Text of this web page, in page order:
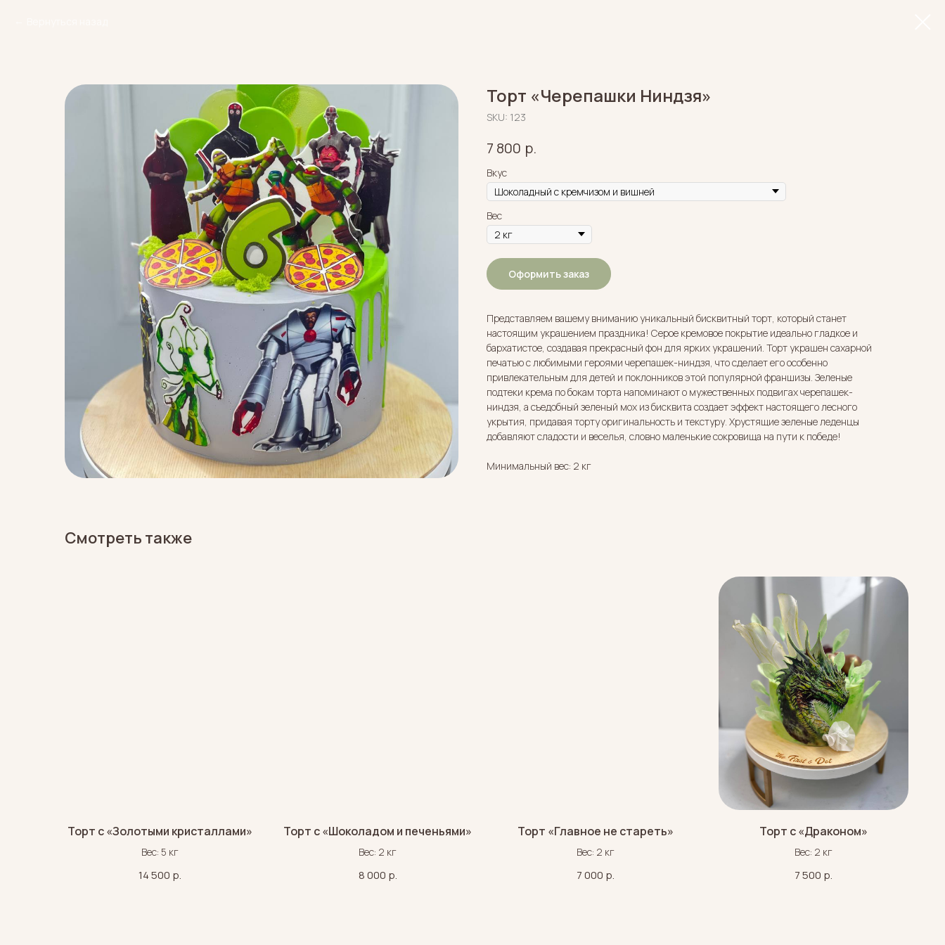
Торт «Черепашки Ниндзя»
SKU: 123
7 800 р.
Вкус
Вес
Оформить заказ
Представляем вашему вниманию уникальный бисквитный торт, который станет
настоящим украшением праздника! Серое кремовое покрытие идеально гладкое и
бархатистое, создавая прекрасный фон для ярких украшений. Торт украшен сахарной
печатью с любимыми героями черепашек-ниндзя, что сделает его особенно
привлекательным для детей и поклонников этой популярной франшизы. Зеленые
подтеки крема по бокам торта напоминают о мужественных подвигах черепашек-
ниндзя, а съедобный зеленый мох из бисквита создает эффект настоящего лесного
укрытия, придавая торту оригинальность и текстуру. Хрустящие зеленые леденцы
добавляют сладости и веселья, словно маленькие сокровища на пути к победе!
Минимальный вес: 2 кг
Смотреть также
Торт с «Золотыми кристаллами»
Вес: 5 кг
14 500 р.
Торт с «Шоколадом и печеньями»
Вес: 2 кг
8 000 р.
Торт «Главное не стареть»
Вес: 2 кг
7 000 р.
Торт с «Драконом»
Вес: 2 кг
7 500 р.